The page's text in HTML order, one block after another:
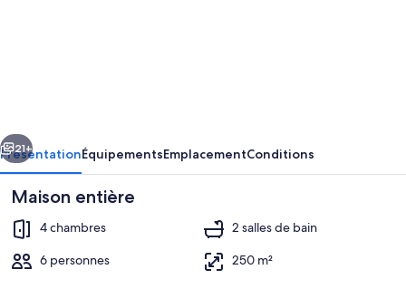
-
San
Pietro
Suivant
21+
PrésentationÉquipementsEmplacementConditions
Maison entière
4 chambres
2 salles de bain
6 personnes
250 m²